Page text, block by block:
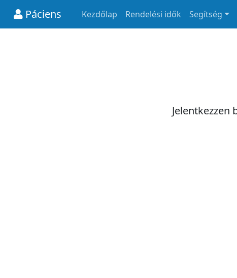
Páciens Kezdőlap Rendelési idők Segítség